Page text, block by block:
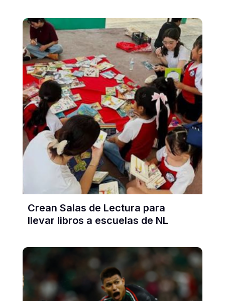
Crean Salas de Lectura para
llevar libros a escuelas de NL